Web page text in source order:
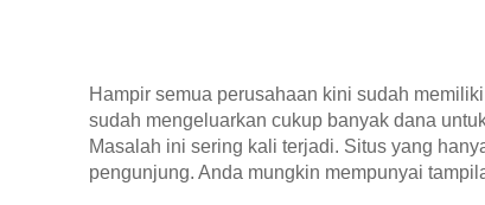
Hampir semua perusahaan kini sudah
sudah mengeluarkan cukup banyak dana
Masalah ini sering kali terjadi. Situs yang
pengunjung. Anda mungkin mempunyai